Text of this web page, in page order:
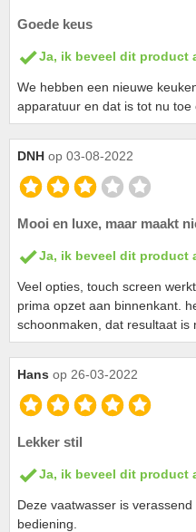
Goede keus
Ja, ik beveel dit product
We hebben een nieuwe
apparatuur en dat is tot nu toe
DNH op 03-08-2022
Mooi en luxe, maar maakt
Ja, ik beveel dit product
Veel opties, touch screen
prima opzet aan binnenkant.
schoonmaken, dat resultaat is
Hans op 26-03-2022
Lekker stil
Ja, ik beveel dit product
Deze vaatwasser is
bediening.